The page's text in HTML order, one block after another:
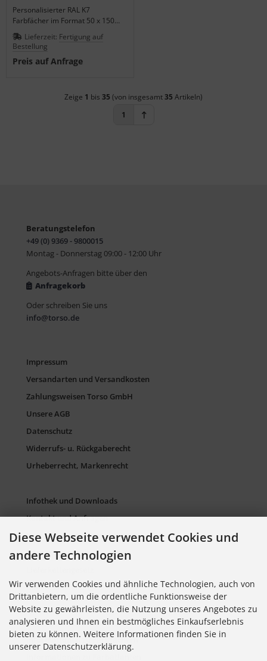
Personalisierter RAL K7
Farbfächer im Format 50 x 150
mm ab 100 Stück lieferbar.
Lieferzeit: Fertigung auf
Bestellung
Preis auf Anfrage
Zeige 1 bis 35 (von insgesamt35 Artikeln)
1
Beratungstelefon
+49 (0) 9369 - 9800015
Montag - Donnerstag 09:00 - 12:00 Uhr
Angebots-Anfragen bitte über den
Anfragekorb
Oder schreiben Sie uns
info@torso.de
Impressum
Versandarten und Versandkosten
Zahlungsweisen Torso GmbH
Unsere AGB
Datenschutz
Widerrufs- u. Rückgaberecht
Urheberrecht, Markenrecht
Infothek und Downloads
Kontakt und Anfragen
Verpackung und Entsorgung
Sitemap Torso.de
Cookie Einstellungen
Informationen zu Farbkarten
Informationen zu Farbfächern
Diese Webseite verwendet Cookies und
andere Technologien
Wir verwenden Cookies und ähnliche Technologien, auch von
Drittanbietern, um die ordentliche Funktionsweise der
Website zu gewährleisten, die Nutzung unseres Angebotes zu
analysieren und Ihnen ein bestmögliches Einkaufserlebnis
bieten zu können. Weitere Informationen finden Sie in
unserer Datenschutzerklärung.